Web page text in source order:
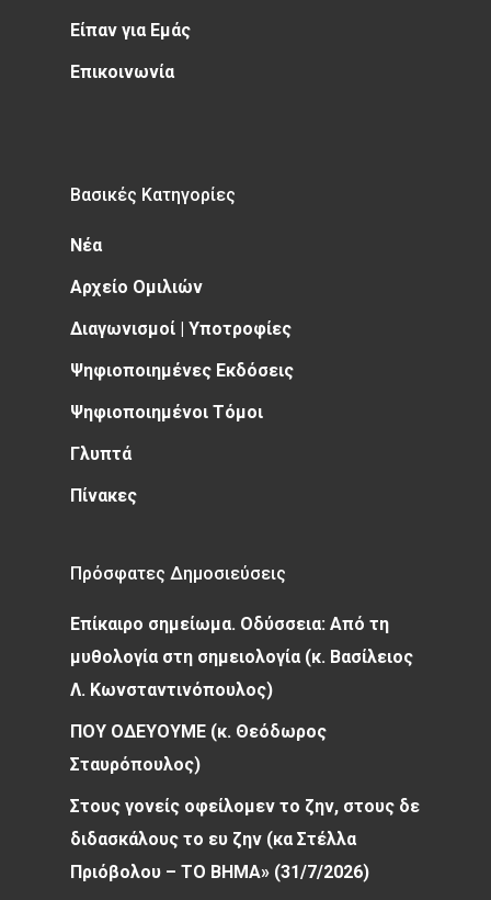
Είπαν για Εμάς
Επικοινωνία
Βασικές Κατηγορίες
Νέα
Αρχείο Ομιλιών
Διαγωνισμοί | Υποτροφίες
Ψηφιοποιημένες Εκδόσεις
Ψηφιοποιημένοι Τόμοι
Γλυπτά
Πίνακες
Πρόσφατες Δημοσιεύσεις
Επίκαιρο σημείωμα. Οδύσσεια: Από τη
μυθολογία στη σημειολογία (κ. Βασίλειος
Λ. Κωνσταντινόπουλος)
ΠΟΥ ΟΔΕΥΟΥΜΕ (κ. Θεόδωρος
Σταυρόπουλος)
Στους γονείς οφείλομεν το ζην, στους δε
διδασκάλους το ευ ζην (κα Στέλλα
Πριόβολου – ΤΟ ΒΗΜΑ» (31/7/2026)